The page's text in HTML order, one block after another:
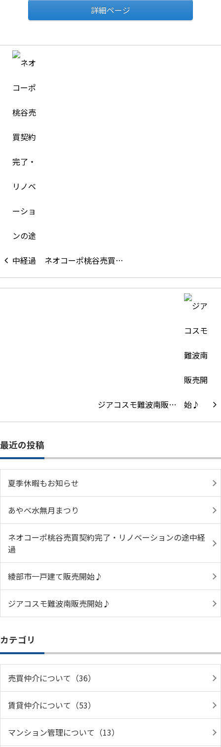
詳細ページ
ネオコーポ桃谷売買…
ジアコスモ難波南販…
最近の投稿
夏季休暇もお知らせ
あやべ水無月まつり
ネオコーポ桃谷売買契約完了・リノベーションの途中経
過
綾部市一戸建て販売開始♪
ジアコスモ難波南販売開始♪
カテゴリ
売買仲介について（36）
賃貸仲介について（53）
マンション管理について（13）